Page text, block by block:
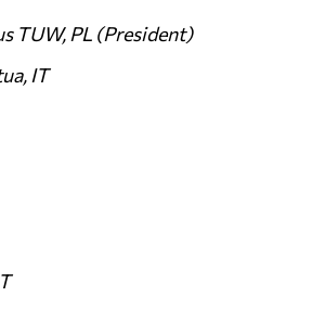
TUW, PL (President)
IT